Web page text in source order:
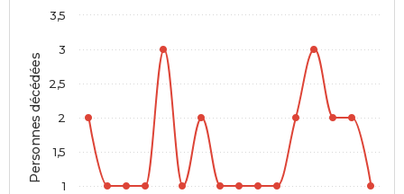
Personnes décédées
1
1,5
2
2,5
3
3,5